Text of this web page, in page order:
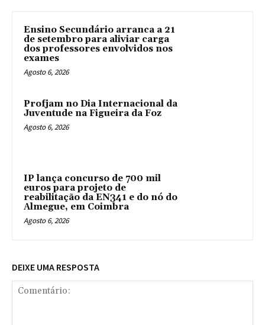
Ensino Secundário arranca a 21
de setembro para aliviar carga
dos professores envolvidos nos
exames
Agosto 6, 2026
Profjam no Dia Internacional da
Juventude na Figueira da Foz
Agosto 6, 2026
IP lança concurso de 700 mil
euros para projeto de
reabilitação da EN341 e do nó do
Almegue, em Coimbra
Agosto 6, 2026
DEIXE UMA RESPOSTA